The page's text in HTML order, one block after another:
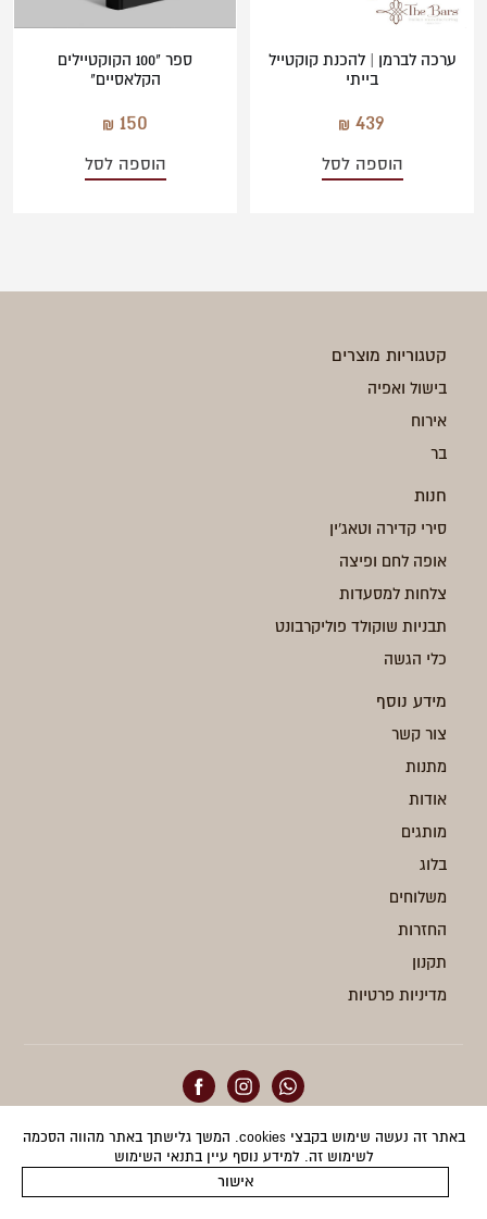
באתר זה נעשה שימוש בקבצי cookies. המשך גלישתך באתר מהווה הסכמה
לשימוש זה. למידע נוסף עיין בתנאי השימוש
אישור
ערכה לברמן | להכנת קוקטייל
בייתי
439
הוספה לסל
ספר "100 הקוקטיילים
הקלאסיים"
150
הוספה לסל
קטגוריות מוצרים
בישול ואפיה
אירוח
בר
חנות
סירי קדירה וטאג'ין
אופה לחם ופיצה
צלחות למסעדות
תבניות שוקולד פוליקרבונט
כלי הגשה
מידע נוסף
צור קשר
מתנות
אודות
מותגים
בלוג
משלוחים
החזרות
תקנון
מדיניות פרטיות
הצהרת נגישות